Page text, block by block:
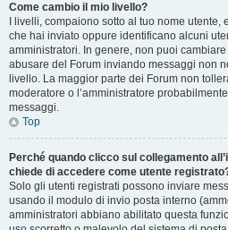
Come cambio il mio livello?
I livelli, compaiono sotto al tuo nome
che hai inviato oppure identificano alcuni
amministratori. In genere, non puoi
abusare del Forum inviando messaggi non
livello. La maggior parte dei Forum non
moderatore o l’amministratore
messaggi.
Top
Perché quando clicco sul collegamento
chiede di accedere come utente
Solo gli utenti registrati possono inviare
usando il modulo di invio posta interno
amministratori abbiano abilitato questa